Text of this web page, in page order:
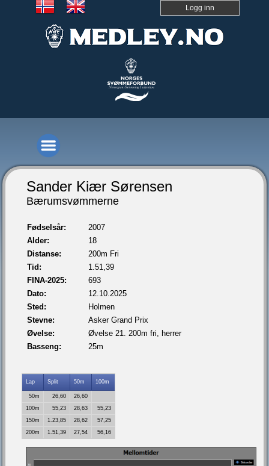
Logg inn
Sander Kiær Sørensen
Bærumsvømmerne
Fødselsår:
2007
Alder:
18
Distanse:
200m Fri
Tid:
1.51,39
FINA-2025:
693
Dato:
12.10.2025
Sted:
Holmen
Stevne:
Asker Grand Prix
Øvelse:
Øvelse 21. 200m fri, herrer
Basseng:
25m
Lap Split 50m 100m
50m 26,60
26,60
100m
55,23 28,63
55,23
150m
1.23,85 28,62
57,25
200m
1.51,39 27,54 56,16